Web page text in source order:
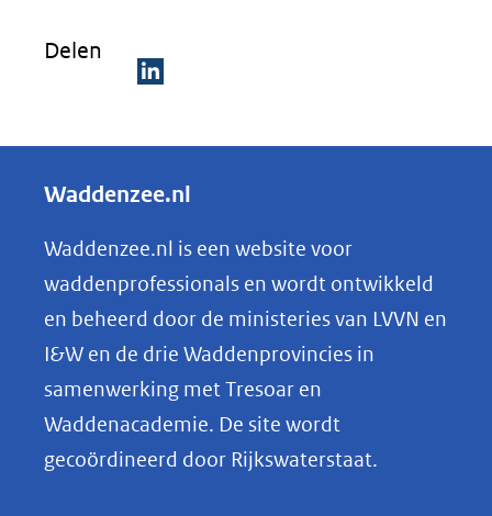
Delen
e
e
n
o
p
k
e
Waddenzee.nl
Waddenzee.nl is een website voor
waddenprofessionals en wordt ontwikkeld
en beheerd door de ministeries van LVVN en
I&W en de drie Waddenprovincies in
samenwerking met Tresoar en
Waddenacademie. De site wordt
gecoördineerd door Rijkswaterstaat.